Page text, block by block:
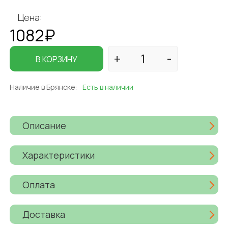
Цена:
1082₽
В КОРЗИНУ
Наличие в Брянске: Есть в наличии
Описание
Характеристики
Оплата
Доставка